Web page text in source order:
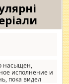
насыщен,
исполнение и
пока видел